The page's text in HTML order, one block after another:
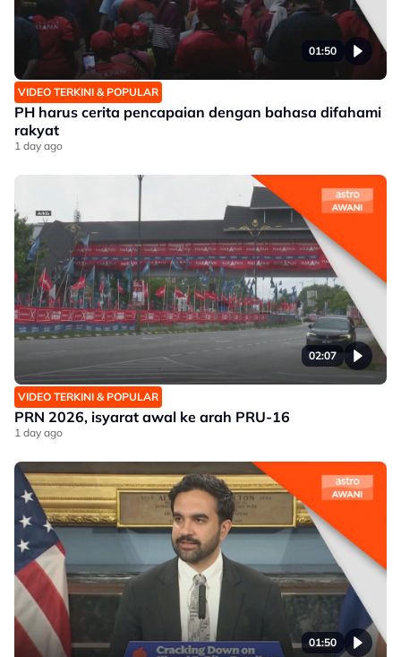
01:50
VIDEO TERKINI & POPULAR
PH harus cerita pencapaian dengan bahasa difahami
rakyat
1 day ago
02:07
VIDEO TERKINI & POPULAR
PRN 2026, isyarat awal ke arah PRU-16
1 day ago
01:50